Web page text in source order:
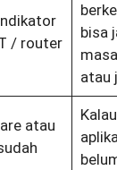
/ router
bisa
atau
atau